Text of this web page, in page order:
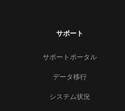
サポート
サポートポータル
データ移行
システム状況